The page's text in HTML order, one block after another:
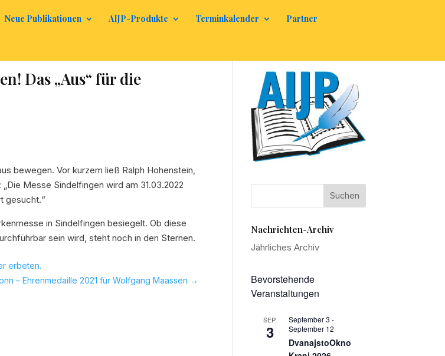
Neue Publikationen AIJP-Produkte Terminkalender Partner
Das „Aus“ für die
bewegen. Vor kurzem ließ Ralph Hohenstein,
Messe Sindelfingen wird am 31.03.2022
gesucht.“
in Sindelfingen besiegelt. Ob diese
sein wird, steht noch in den Sternen.
erbeten.
– Ehrenmedaille 2021 für Wolfgang Maassen →
Nachrichten-Archiv
Jährliches Archiv
Bevorstehende
Veranstaltungen
SEP.
3
September 3 -
September 12
DvanajstoOkno